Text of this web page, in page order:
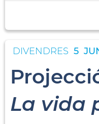
DIVENDRES 5
La vida